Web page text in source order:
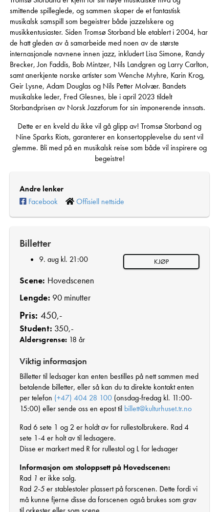
smittende spilleglede, og sammen skaper de et fantastisk
musikalsk samspill som begeistrer både jazzelskere og
musikkentusiaster. Siden Tromsø Storband ble etablert i 2004, har
de hatt gleden av å samarbeide med noen av de største
internasjonale navnene innen jazz, inkludert Lisa Simone, Randy
Brecker, Jon Faddis, Bob Mintzer, Nils Landgren og Larry Carlton,
samt anerkjente norske artister som Wenche Myhre, Karin Krog,
Geir Lysne, Adam Douglas og Nils Petter Molvær. Bandets
musikalske leder, Fred Glesnes, ble i april 2023 tildelt
Storbandprisen av Norsk Jazzforum for sin imponerende innsats.
Dette er en kveld du ikke vil gå glipp av! Tromsø Storband og
Nine Sparks Riots, garanterer en konsertopplevelse du sent vil
glemme. Bli med på en musikalsk reise som både vil inspirere og
begeistre!
Andre lenker
Facebook
Offisiell nettside
Billetter
9. aug kl. 21:00 KJØP
Scene: Hovedscenen
Lengde: 90 minutter
Pris: 450,-
Student: 350,-
Aldersgrense: 18 år
Viktig informasjon
Billetter til ledsager kan enten bestilles på nett sammen med
betalende billetter, eller så kan du ta direkte kontakt enten
per telefon (+47) 404 28 100 (onsdag-fredag kl. 11:00-
15:00) eller sende oss en epost til billett@kulturhuset.tr.no
Rad 6 sete 1 og 2 er holdt av for rullestolbrukere. Rad 4
sete 1-4 er holt av til ledsagere.
Disse er markert med R for rullestol og L for ledsager
Informasjon om stoloppsett på Hovedscenen:
Rad 1 er ikke salg.
Rad 2-5er stablestoler plassert på forscenen. Dette fordi vi
må kunne fjerne disse da forscenen også brukes som grav